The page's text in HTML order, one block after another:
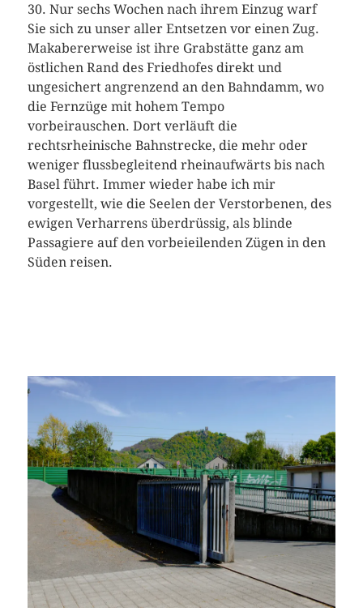
30. Nur sechs Wochen nach ihrem Einzug warf
Sie sich zu unser aller Entsetzen vor einen Zug.
Makabererweise ist ihre Grabstätte ganz am
östlichen Rand des Friedhofes direkt und
ungesichert angrenzend an den Bahndamm, wo
die Fernzüge mit hohem Tempo
vorbeirauschen. Dort verläuft die
rechtsrheinische Bahnstrecke, die mehr oder
weniger flussbegleitend rheinaufwärts bis nach
Basel führt. Immer wieder habe ich mir
vorgestellt, wie die Seelen der Verstorbenen, des
ewigen Verharrens überdrüssig, als blinde
Passagiere auf den vorbeieilenden Zügen in den
Süden reisen.